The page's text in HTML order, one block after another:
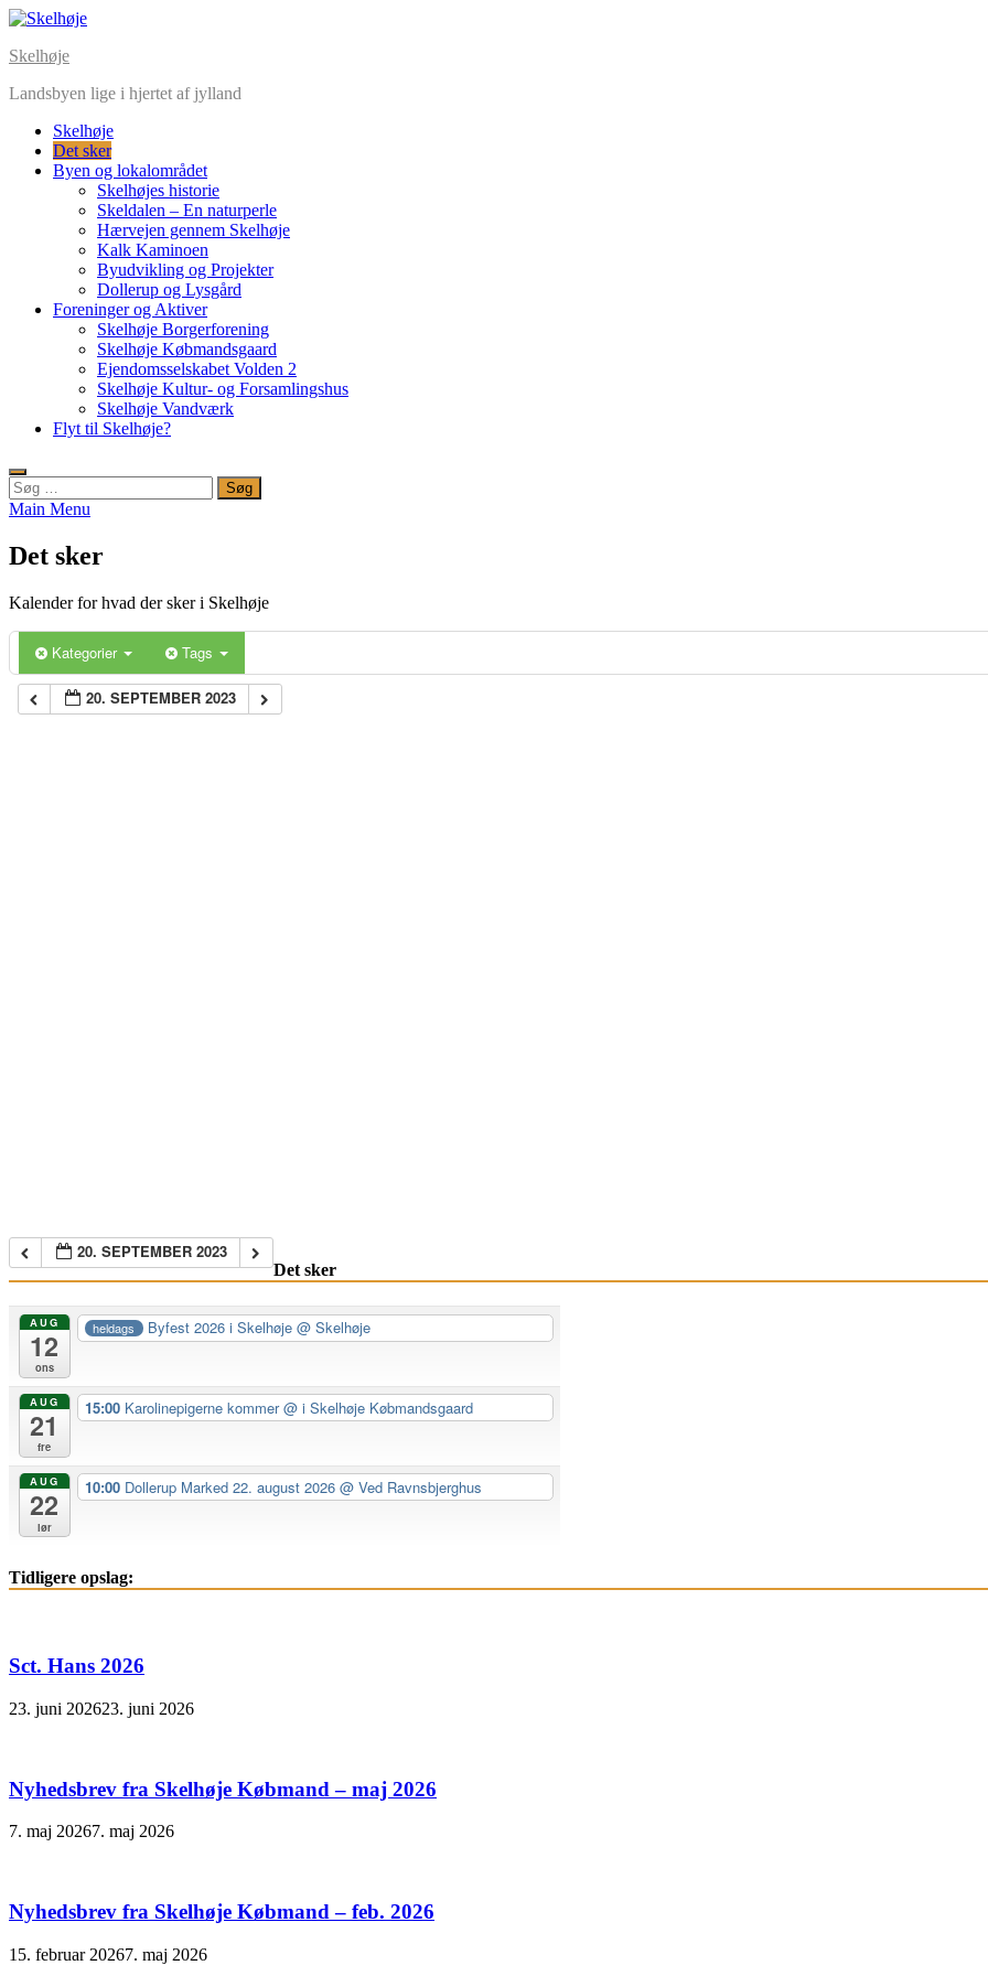
Skelhøje
Landsbyen lige i hjertet af jylland
Skelhøje
Det sker
Byen og lokalområdet
Skelhøjes historie
Skeldalen – En naturperle
Hærvejen gennem Skelhøje
Kalk Kaminoen
Byudvikling og Projekter
Dollerup og Lysgård
Foreninger og Aktiver
Skelhøje Borgerforening
Skelhøje Købmandsgaard
Ejendomsselskabet Volden 2
Skelhøje Kultur- og Forsamlingshus
Skelhøje Vandværk
Flyt til Skelhøje?
Main Menu
Det sker
Kalender for hvad der sker i Skelhøje
Kategorier Tags
20. SEPTEMBER 2023
20. SEPTEMBER 2023
Det sker
AUG
12
ons
heldags Byfest 2026 i Skelhøje@ Skelhøje
AUG
21
fre
15:00 Karolinepigerne kommer@ i Skelhøje Købmandsgaard
AUG
22
lør
10:00 Dollerup Marked 22. august 2026 @ Ved Ravnsbjerghus
Tidligere opslag:
Sct. Hans 2026
23. juni 202623. juni 2026
Nyhedsbrev fra Skelhøje Købmand – maj 2026
7. maj 20267. maj 2026
Nyhedsbrev fra Skelhøje Købmand – feb. 2026
15. februar 20267. maj 2026